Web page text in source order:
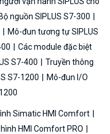
nguồn SIPLUS S7-300
Mô-đun tương tự SIPLUS
Các module đặc biệt
S7-400
Truyền thông
S7-1200
Mô-đun I/O
Simatic HMI Comfort
HMI Comfort PRO